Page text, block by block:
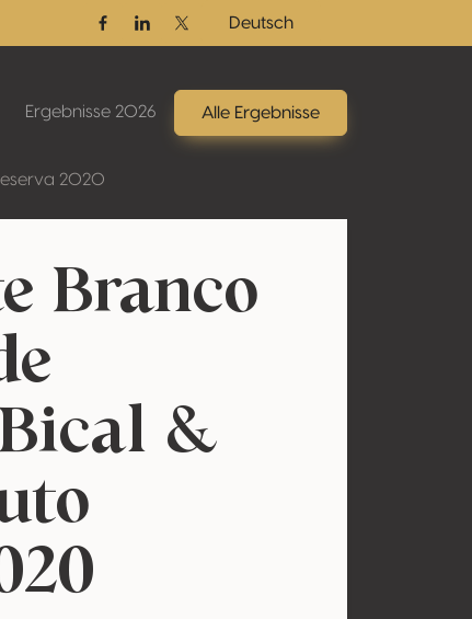
FacebookLinkedinTwitter / X
Deutsch
Ergebnisse 2026 Alle Ergebnisse
2020
Branco
&